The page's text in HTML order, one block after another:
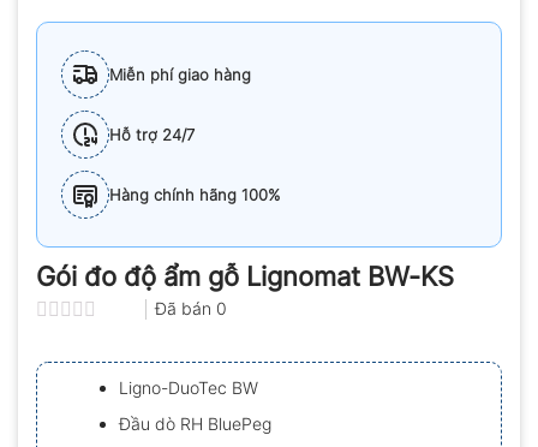
Miễn phí giao hàng
Hỗ trợ 24/7
Hàng chính hãng 100%
Gói đo độ ẩm gỗ Lignomat BW-KS
xếp
hạng
0.0
5
sao
Đã bán 0
Ligno-DuoTec BW
Đầu dò RH BluePeg